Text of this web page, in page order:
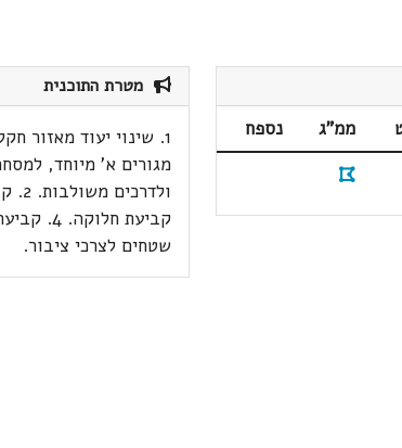
ממ"ג
נספח
מטרת התוכנית
1. שינוי יעוד מאזור
מגורים א' מיוחד,
שטחים לצרכי ציבור.